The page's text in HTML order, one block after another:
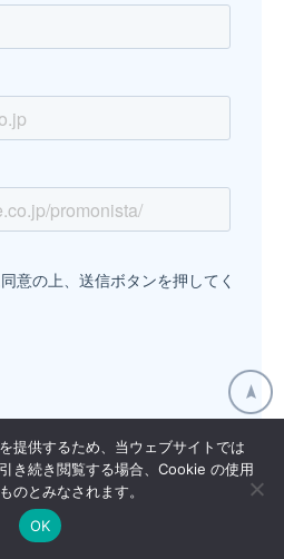
提供するため、当ウェブサイトでは
き続き閲覧する場合、Cookie の使用
のとみなされます。
OK